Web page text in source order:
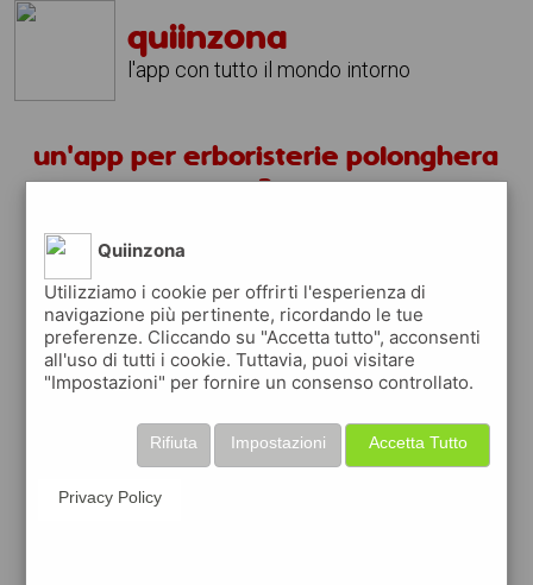
quiinzona
l'app con tutto il mondo intorno
un'app per erboristerie polonghera
?
scarica gratis app
quiinzona è una app
gratuita
che ti aiuta se cerchi 'un'app per
ogni volta che la usi
raccogli punti da convertire inbuoni sconto
Quiinzona
Utilizziamo i cookie per offrirti l'esperienza di
navigazione più pertinente, ricordando le tue
preferenze. Cliccando su "Accetta tutto", acconsenti
all'uso di tutti i cookie. Tuttavia, puoi visitare
"Impostazioni" per fornire un consenso controllato.
Accetta Tutto
Impostazioni
Rifiuta
Privacy Policy